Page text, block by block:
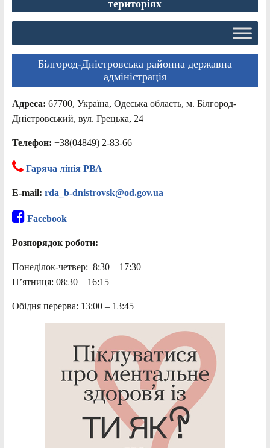
територіях
Білгород-Дністровська районна державна
адміністрація
Адреса: 67700, Україна, Одеська область, м. Білгород-
Дністровський, вул. Грецька, 24
Телефон: +38(04849) 2-83-66
Гаряча лінія РВА
E-mail: rda_b-dnistrovsk@od.gov.ua
Facebook
Розпорядок роботи:
Понеділок-четвер: 8:30 – 17:30
П’ятниця: 08:30 – 16:15
Обідня перерва: 13:00 – 13:45